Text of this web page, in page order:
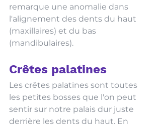
remarque une anomalie dans
l'alignement des dents du haut
(maxillaires) et du bas
(mandibulaires).
Crêtes palatines
Les crêtes palatines sont toutes
les petites bosses que l'on peut
sentir sur notre palais dur juste
derrière les dents du haut. En